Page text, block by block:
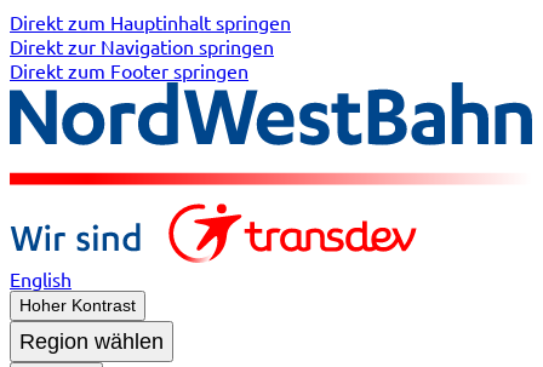
Direkt zum Hauptinhalt springen
Direkt zur Navigation springen
Direkt zum Footer springen
English
Hoher Kontrast
Region wählen